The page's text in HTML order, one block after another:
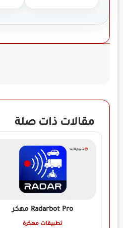
مقالات ذات صلة
Radarbot Pro مهكر
تطبيقات مهكرة